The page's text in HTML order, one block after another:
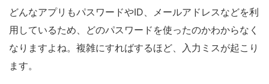
どんなアプリもパスワードやID、メールアドレスなどを利
用しているため、どのパスワードを使ったのかわからなく
なりますよね。複雑にすればするほど、入力ミスが起こり
ます。